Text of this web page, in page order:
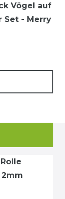
Vögel auf
Set - Merry